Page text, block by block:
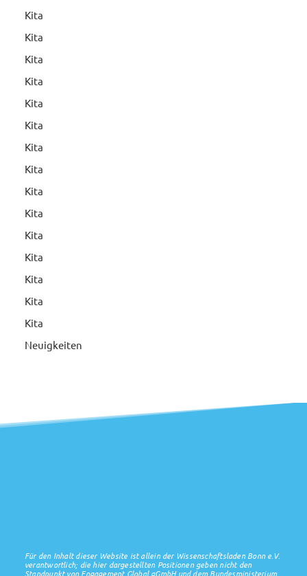
Kita
Kita
Kita
Kita
Kita
Kita
Kita
Kita
Kita
Kita
Kita
Kita
Kita
Kita
Kita
Neuigkeiten
Für den Inhalt dieser Website ist allein der Wissenschaftsladen Bonn e.V.
verantwortlich; die hier dargestellten Positionen geben nicht den
Standpunkt von Engagement Global gGmbH und dem Bundesministerium